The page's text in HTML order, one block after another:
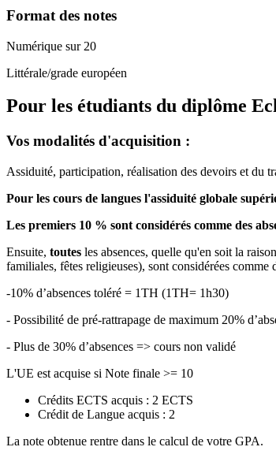
Format des notes
Numérique sur 20
Littérale/grade européen
Pour les étudiants du diplôme
Vos modalités d'acquisition :
Assiduité, participation, réalisation des devoirs et du
Pour les cours de langues l'assiduité globale
Les premiers 10 % sont considérés comme des
Ensuite, toutes les absences, quelle qu'en soit la
familiales, fêtes religieuses), sont considérées comme
-10% d’absences toléré = 1TH (1TH= 1h30)
- Possibilité de pré-rattrapage de maximum 20%
- Plus de 30% d’absences => cours non validé
L'UE est acquise si Note finale >= 10
Crédits ECTS acquis : 2 ECTS
Crédit de Langue acquis : 2
La note obtenue rentre dans le calcul de votre GPA.